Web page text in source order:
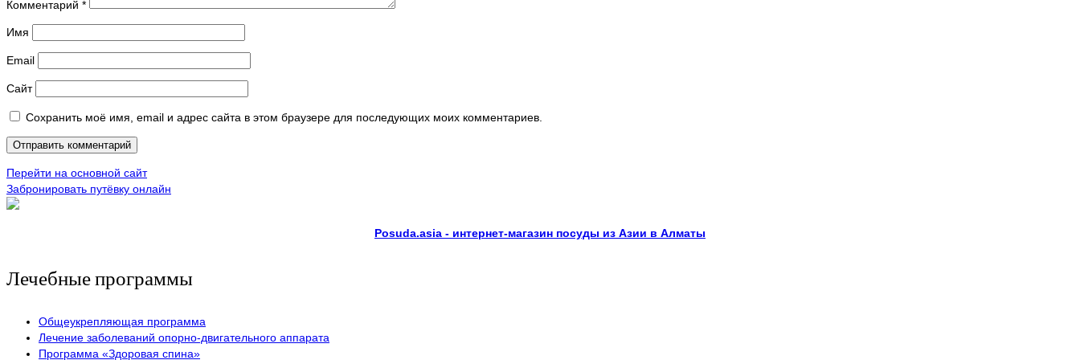
Комментарий *
Имя
Email
Сайт
Сохранить моё имя, email и адрес сайта в этом браузере для последующих моих комментариев.
Перейти на основной сайт
Забронировать путёвку онлайн
Posuda.asia - интернет-магазин посуды из Азии в Алматы
Лечебные программы
Общеукрепляющая программа
Лечение заболеваний опорно-двигательного аппарата
Программа «Здоровая спина»